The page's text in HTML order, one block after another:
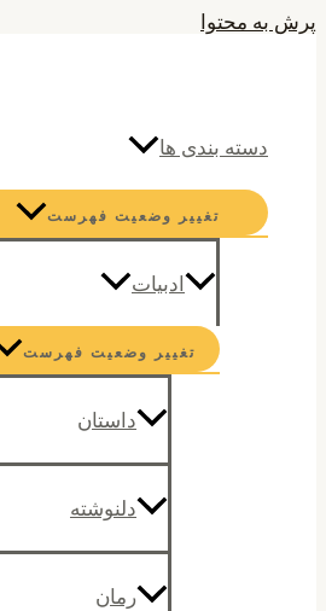
پرش به محتوا
دسته بندی ها
تغییر وضعیت فهرست
ادبیات
تغییر وضعیت فهرست
داستان
دلنوشته
رمان